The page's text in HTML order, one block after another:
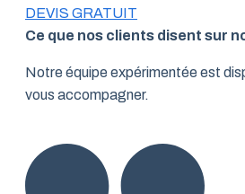
DEVIS GRATUIT
Ce que nos clients disent sur
Notre équipe expérimentée est
vous accompagner.